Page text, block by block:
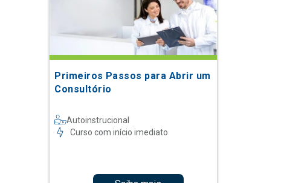
Primeiros Passos para Abrir um
Consultório
Autoinstrucional
Curso com início imediato